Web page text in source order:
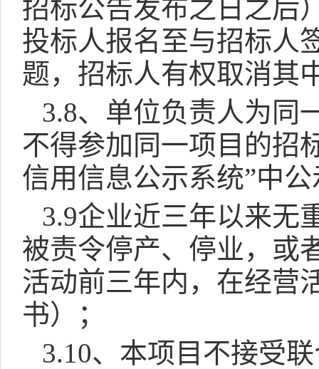
招标公告发布之日之后
投标人报名至与招标人
题，招标人有权取消其
3.8、单位负责人为同
不得参加同一项目的招
信用信息公示系统”中
3.9企业近三年以来无
被责令停产、停业，或
活动前三年内，在经营
书）；
3.10、 本项目不接受